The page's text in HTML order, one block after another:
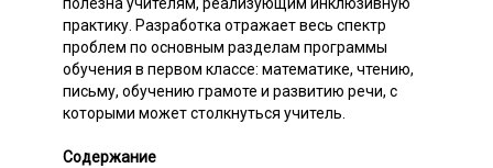
практику. Разработка отражает весь спектр
проблем по основным разделам программы
обучения в первом классе: математике, чтению,
письму, обучению грамоте и развитию речи, с
которыми может столкнуться учитель.
Содержание